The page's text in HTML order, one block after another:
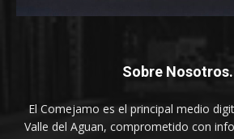
Sobre
El Comejamo es el principal medio
Valle del Aguan, comprometido con